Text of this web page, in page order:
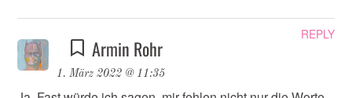
Armin Rohr
1. März 2022 @ 11:35
REPLY